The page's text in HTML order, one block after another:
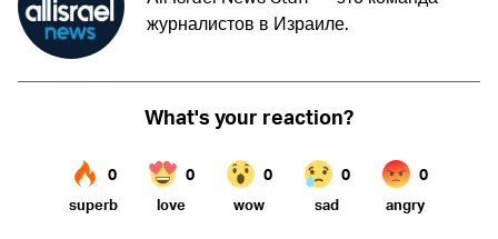
журналистов в Израиле.